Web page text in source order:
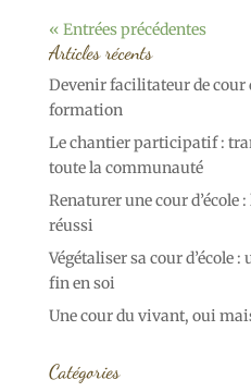
« Entrées précédentes
Articles récents
Devenir facilitateur de cour
formation
Le chantier participatif :
toute la communauté
Renaturer une cour d’école
réussi
Végétaliser sa cour d’école
fin en soi
Une cour du vivant, oui
Catégories